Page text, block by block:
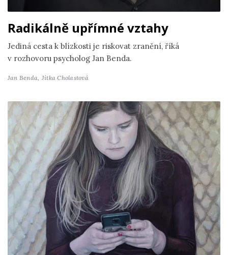
Radikálně upřímné vztahy
Jediná cesta k blízkosti je riskovat zranění, říká
v rozhovoru psycholog Jan Benda.
Jan Benda, Jitka Cholastová